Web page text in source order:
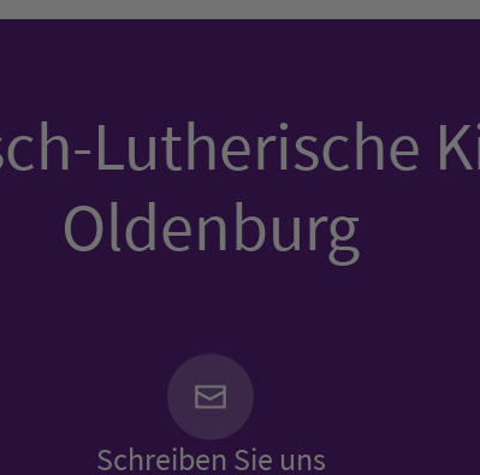
Lutherische
Oldenburg
Schreiben Sie uns